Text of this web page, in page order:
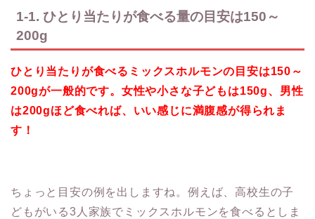
1-1. ひとり当たりが食べる量の目安は150～
200g
ひとり当たりが食べるミックスホルモンの目安は150～
200gが一般的です。女性や小さな子どもは150g、男性
は200gほど食べれば、いい感じに満腹感が得られま
す！
ちょっと目安の例を出しますね。例えば、高校生の子
どもがいる3人家族でミックスホルモンを食べるとしま